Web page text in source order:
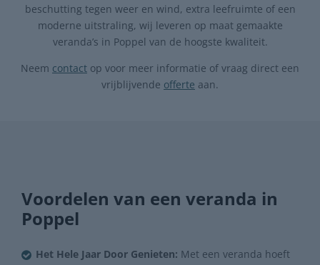
beschutting tegen weer en wind, extra leefruimte of een
moderne uitstraling, wij leveren op maat gemaakte
veranda’s in Poppel van de hoogste kwaliteit.
Neem contact op voor meer informatie of vraag direct een
vrijblijvende offerte aan.
Voordelen van een veranda in
Poppel
Het Hele Jaar Door Genieten: Met een veranda hoeft